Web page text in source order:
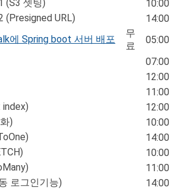
(S3 셋팅)
10:00
(Presigned URL)
14:00
에 Spring boot 서버 배포
무
료
05:00
07:00
12:00
11:00
12:00
)
10:00
14:00
10:00
11:00
로그인기능)
14:00